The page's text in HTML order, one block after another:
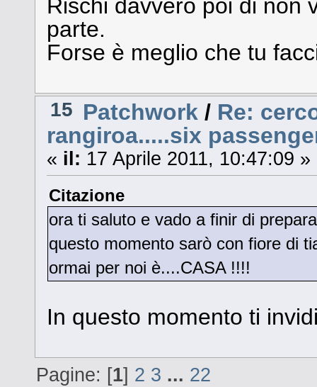
Rischi davvero poi di non
parte.
Forse è meglio che tu
15 Patchwork / Re:
rangiroa.....six
« il: 17 Aprile 2011, 10:47:09 »
Citazione
ora ti saluto e vado a finir di
questo momento sarò con fiore di
ormai per noi è....CASA !!!!
In questo momento ti
Pagine: [1] 2 3 ... 22